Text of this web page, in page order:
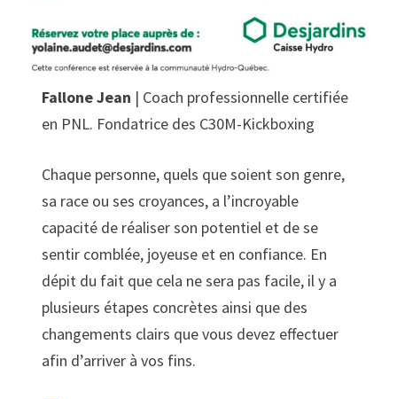
Fallone Jean | Coach professionnelle certifiée
en PNL. Fondatrice des C30M-Kickboxing
Chaque personne, quels que soient son genre,
sa race ou ses croyances, a l’incroyable
capacité de réaliser son potentiel et de se
sentir comblée, joyeuse et en confiance. En
dépit du fait que cela ne sera pas facile, il y a
plusieurs étapes concrètes ainsi que des
changements clairs que vous devez effectuer
afin d’arriver à vos fins.